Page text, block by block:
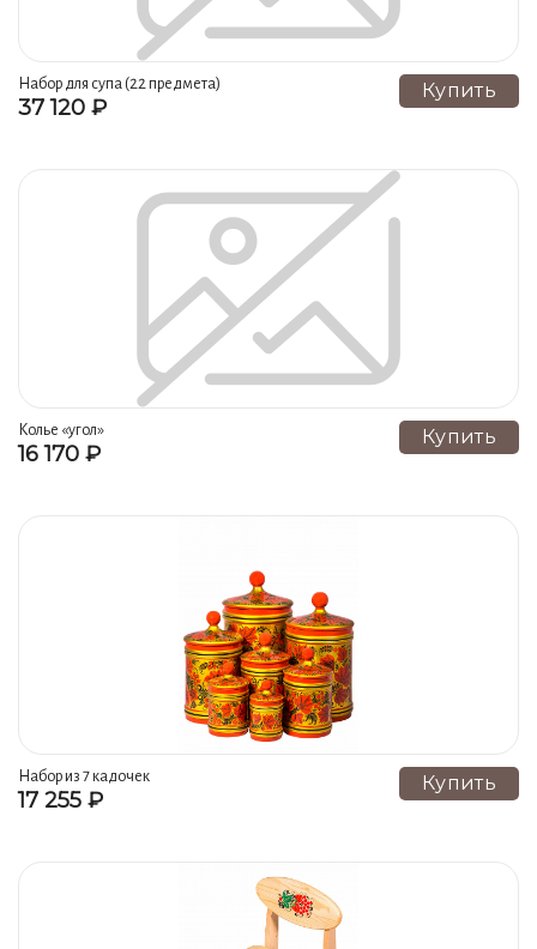
Набор для супа (22 предмета)
37 120 ₽
Купить
Колье «угол»
16 170 ₽
Купить
Набор из 7 кадочек
17 255 ₽
Купить